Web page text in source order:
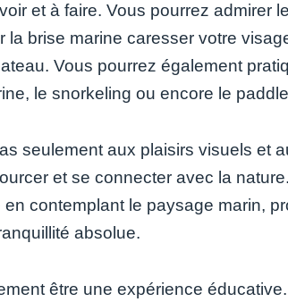
et à faire. Vous pourrez admirer
brise marine caresser votre
Vous pourrez également
le snorkeling ou encore le
seulement aux plaisirs visuels et
et se connecter avec la
contemplant le paysage marin,
absolue.
être une expérience